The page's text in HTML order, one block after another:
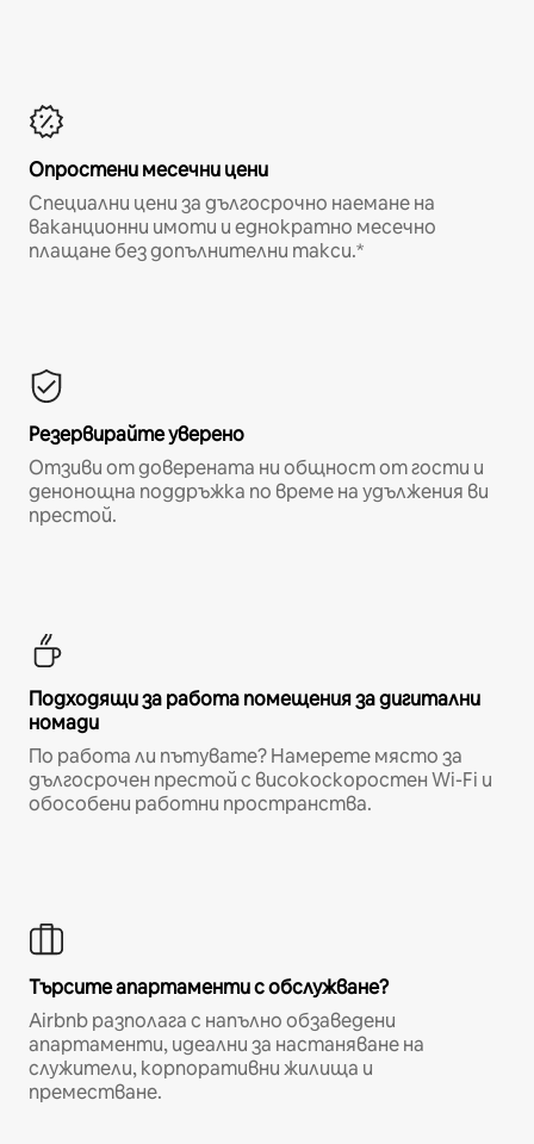
Опростени месечни цени
Специални цени за дългосрочно наемане на
ваканционни имоти и еднократно месечно
плащане без допълнителни такси.*
Резервирайте уверено
Отзиви от доверената ни общност от гости и
денонощна поддръжка по време на удължения ви
престой.
Подходящи за работа помещения за дигитални
номади
По работа ли пътувате? Намерете място за
дългосрочен престой с високоскоростен Wi-Fi и
обособени работни пространства.
Търсите апартаменти с обслужване?
Airbnb разполага с напълно обзаведени
апартаменти, идеални за настаняване на
служители, корпоративни жилища и
преместване.